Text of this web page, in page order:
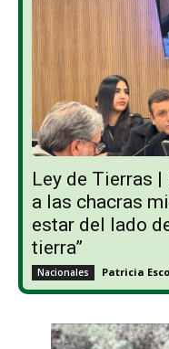
Ley de Tierras
a las chacras
estar del lado
tierra”
Nacionales Patricia